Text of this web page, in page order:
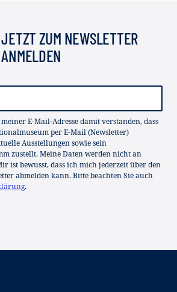
JETZT ZUM NEWSLETTER
ANMELDEN
E-Mail-Adresse damit verstanden, dass
per E-Mail (Newsletter)
Ausstellungen sowie sein
zustellt. Meine Daten werden nicht an
ist bewusst, dass ich mich jederzeit über den
abmelden kann. Bitte beachten Sie auch
.